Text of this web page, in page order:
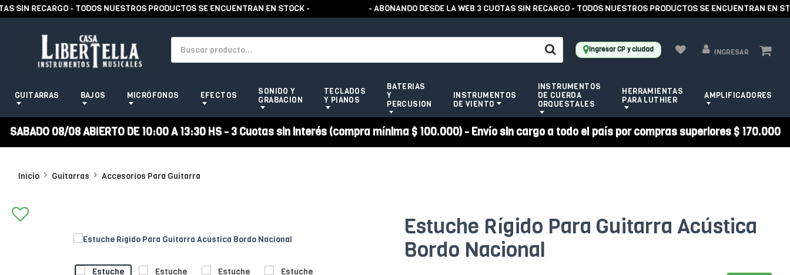
RECARGO - TODOS NUESTROS PRODUCTOS SE ENCUENTRAN EN STOCK - - ABONANDO DESDE LA WEB 3 CUOTAS SIN RECARGO - TODOS NUESTROS PRODUCTOS SE ENCUENTRAN EN STOCK
Ingresar CP y ciudad INGRESAR
GUITARRAS BAJOS MICRÓFONOS EFECTOS
SONIDO Y
GRABACION
TECLADOS
Y PIANOS
BATERIAS
Y
PERCUSION
INSTRUMENTOS
DE VIENTO
INSTRUMENTOS
DE CUERDA
ORQUESTALES
HERRAMIENTAS
PARA LUTHIER
AMPLIFICADORES
SABADO 08/08 ABIERTO DE 10:00 A 13:30 HS - 3 Cuotas sin interés (compra mínima $ 100.000) - Envío sin cargo a todo el país por compras superiores $ 170.000
Inicio Guitarras Accesorios Para Guitarra
Estuche Rígido Para Guitarra Acústica
Bordo Nacional